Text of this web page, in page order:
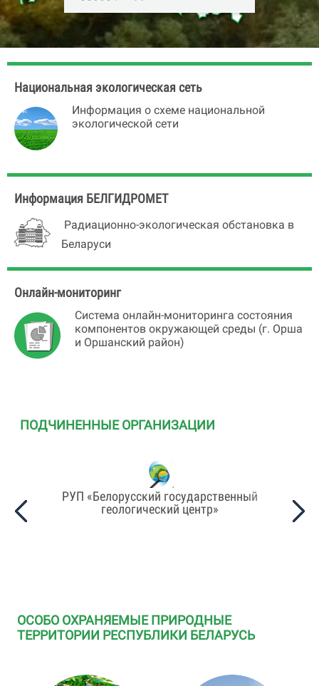
220026, г. Минск, ул.
Плеханова, 18А
Телефоны приемной:
+375 (17) 346-88-46 / факс
Официальный
сайт:http://minskpriroda.gov.by
Национальная экологическая сеть
Информация о схеме национальной
экологической сети
Информация БЕЛГИДРОМЕТ
Радиационно-экологическая обстановка в
Беларуси
Онлайн-мониторинг
Система онлайн-мониторинга состояния
компонентов окружающей среды (г. Орша
и Оршанский район)
ПОДЧИНЕННЫЕ ОРГАНИЗАЦИИ
РУП «Белорусский государственный
геологический центр»
ОСОБО ОХРАНЯЕМЫЕ ПРИРОДНЫЕ
ТЕРРИТОРИИ РЕСПУБЛИКИ БЕЛАРУСЬ